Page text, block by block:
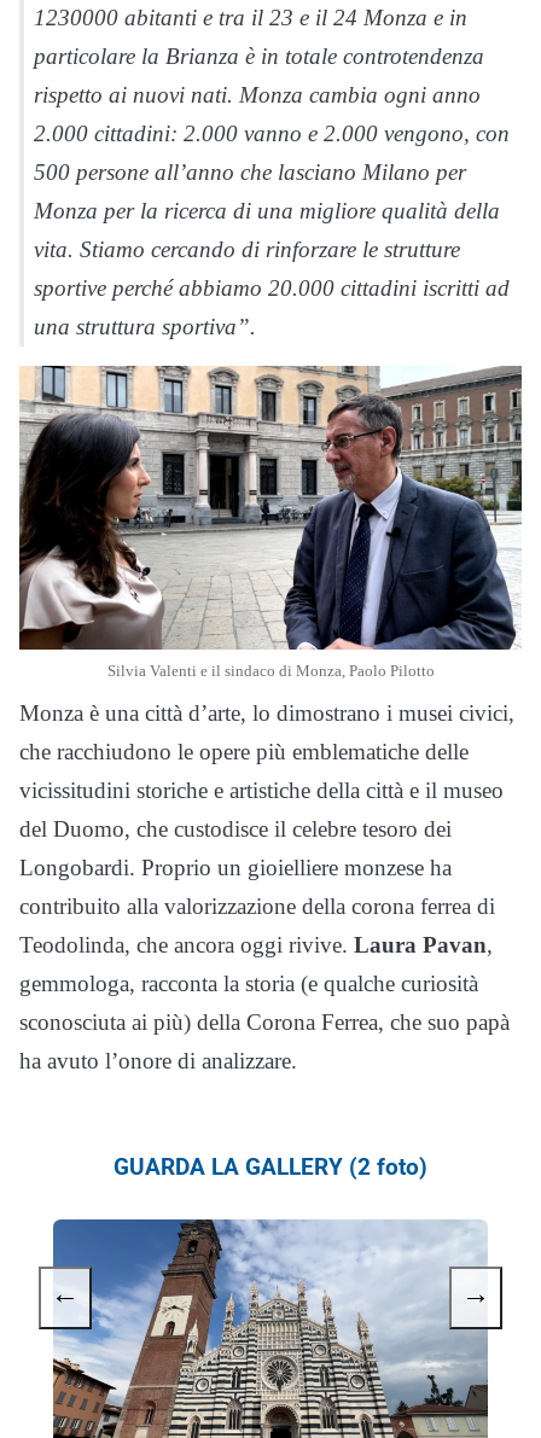
1230000 abitanti e tra il 23 e il 24 Monza e in
particolare la Brianza è in totale controtendenza
rispetto ai nuovi nati. Monza cambia ogni anno
2.000 cittadini: 2.000 vanno e 2.000 vengono, con
500 persone all’anno che lasciano Milano per
Monza per la ricerca di una migliore qualità della
vita. Stiamo cercando di rinforzare le strutture
sportive perché abbiamo 20.000 cittadini iscritti ad
una struttura sportiva”.
Silvia Valenti e il sindaco di Monza, Paolo Pilotto
Monza è una città d’arte, lo dimostrano i musei civici,
che racchiudono le opere più emblematiche delle
vicissitudini storiche e artistiche della città e il museo
del Duomo, che custodisce il celebre tesoro dei
Longobardi. Proprio un gioielliere monzese ha
contribuito alla valorizzazione della corona ferrea di
Teodolinda, che ancora oggi rivive. Laura Pavan,
gemmologa, racconta la storia (e qualche curiosità
sconosciuta ai più) della Corona Ferrea, che suo papà
ha avuto l’onore di analizzare.
GUARDA LA GALLERY (2 foto)
← →